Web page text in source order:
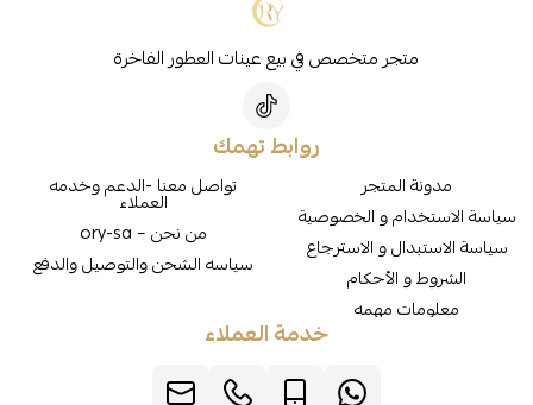
متجر متخصص في بيع عينات العطور الفاخرة
روابط تهمك
مدونة المتجر
سياسة الاستخدام و الخصوصية
سياسة الاستبدال و الاسترجاع
الشروط و الأحكام
معلومات مهمه
تواصل معنا -الدعم وخدمه
العملاء
من نحن – ory-sa
سياسه الشحن والتوصيل والدفع
خدمة العملاء